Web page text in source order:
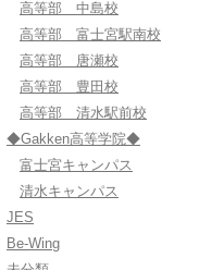
高等部 中島校
高等部 富士宮駅南校
高等部 唐瀬校
高等部 豊田校
高等部 清水駅前校
◆Gakken高等学院◆
富士宮キャンパス
清水キャンパス
JES
Be-Wing